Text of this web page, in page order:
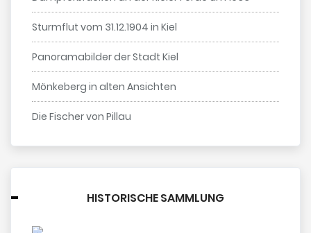
Sturmflut vom 31.12.1904 in Kiel
Panoramabilder der Stadt Kiel
Mönkeberg in alten Ansichten
Die Fischer von Pillau
HISTORISCHE SAMMLUNG